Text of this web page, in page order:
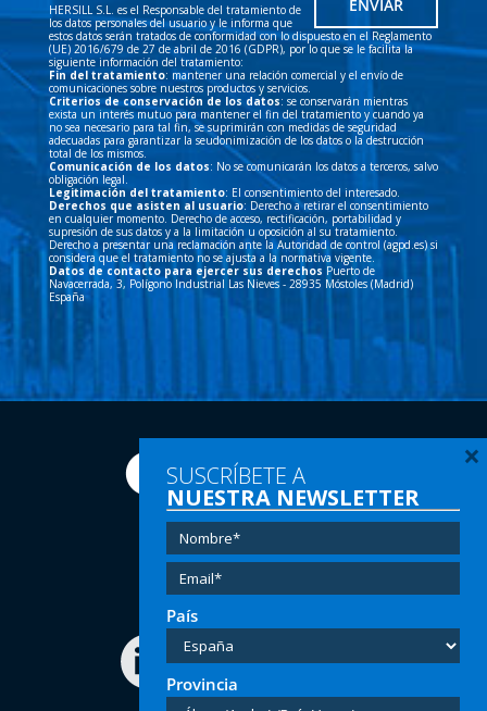
HERSILL S.L. es el Responsable del tratamiento de
los datos personales del usuario y le informa que
estos datos serán tratados de conformidad con lo dispuesto en el Reglamento
(UE) 2016/679 de 27 de abril de 2016 (GDPR), por lo que se le facilita la
siguiente información del tratamiento:
Fin del tratamiento: mantener una relación comercial y el envío de
comunicaciones sobre nuestros productos y servicios.
Criterios de conservación de los datos: se conservarán mientras
exista un interés mutuo para mantener el fin del tratamiento y cuando ya
no sea necesario para tal fin, se suprimirán con medidas de seguridad
adecuadas para garantizar la seudonimización de los datos o la destrucción
total de los mismos.
Comunicación de los datos: No se comunicarán los datos a terceros, salvo
obligación legal.
Legitimación del tratamiento: El consentimiento del interesado.
Derechos que asisten al usuario: Derecho a retirar el consentimiento
en cualquier momento. Derecho de acceso, rectificación, portabilidad y
supresión de sus datos y a la limitación u oposición al su tratamiento.
Derecho a presentar una reclamación ante la Autoridad de control (agpd.es) si
considera que el tratamiento no se ajusta a la normativa vigente.
Datos de contacto para ejercer sus derechos Puerto de
Navacerrada, 3, Polígono Industrial Las Nieves - 28935 Móstoles (Madrid)
España
Tel:(+34) 91 616 60 00
Email:info@hersill.com
SUSCRÍBETE A
NUESTRA NEWSLETTER
País
Provincia
×